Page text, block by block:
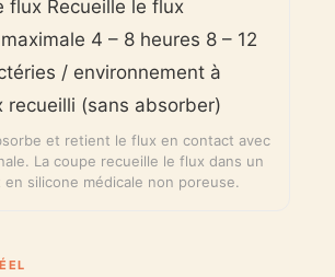
flux Recueille le flux
4 – 8 heures 8 – 12
/ environnement à
recueilli (sans absorber)
et retient le flux en contact avec
La coupe recueille le flux dans un
en silicone médicale non poreuse.